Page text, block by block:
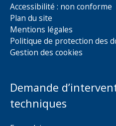
Accessibilité : non conforme
Plan du site
Mentions légales
Politique de protection des
Gestion des cookies
Demande
techniques